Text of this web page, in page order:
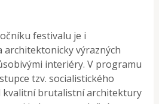
festivalu je i
výrazných
interiéry. V programu
tzv. socialistického
kvalitní brutalistní architektury